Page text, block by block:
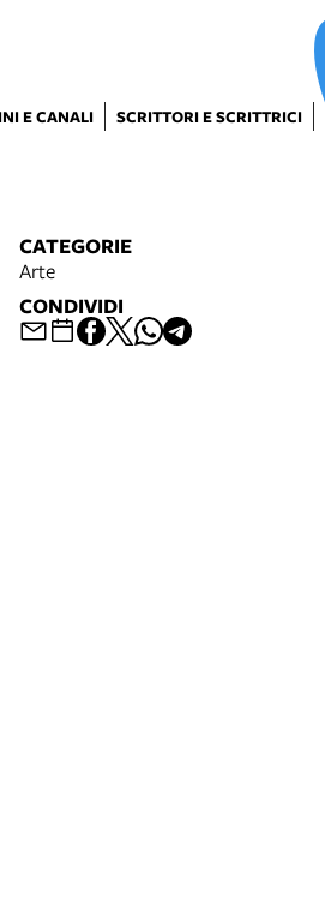
E CANALI SCRITTORI E SCRITTRICI
CATEGORIE
Arte
CONDIVIDI